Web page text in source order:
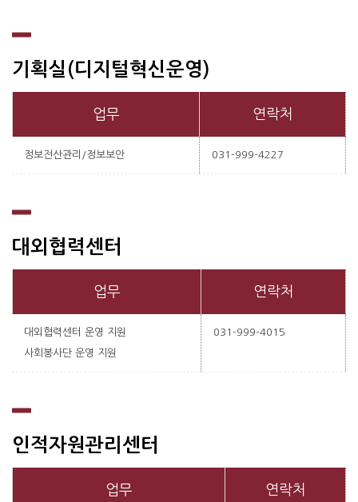
기획실(디지털혁신운영)
업무 연락처
정보전산관리/정보보안 031-999-4227
대외협력센터
업무 연락처
대외협력센터 운영 지원
사회봉사단 운영 지원
031-999-4015
인적자원관리센터
업무 연락처